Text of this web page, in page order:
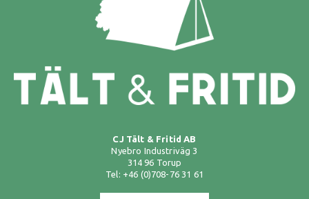
CJ Tält & Fritid AB
Nyebro Industriväg 3
314 96 Torup
Tel: +46 (0)708-76 31 61